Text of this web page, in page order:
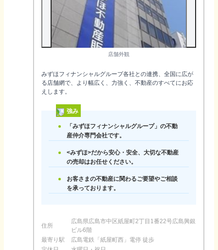
店舗外観
みずほフィナンシャルグループ各社との連携、全国に広が
る店舗網で、より幅広く、力強く、不動産のすべてにお応
えします。
強み
「みずほフィナンシャルグループ」の不動
産仲介専門会社です。
<みずほ>だから安心・安全、大切な不動産
の売却はお任せください。
お客さまの不動産に関わるご要望やご相談
を承っております。
住所
広島県広島市中区紙屋町2丁目1番22号広島興銀
ビル6階
最寄り駅
広島電鉄「紙屋町西」電停 徒歩